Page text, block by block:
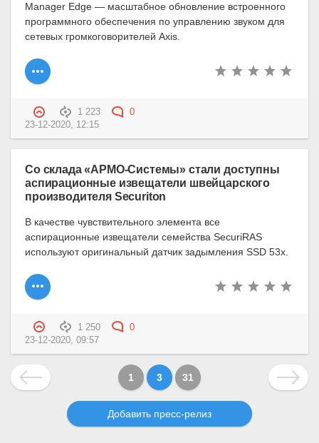
Manager Edge — масштабное обновление встроенного
программного обеспечения по управлению звуком для
сетевых громкоговорителей Axis.
1 223
0
23-12-2020, 12:15
Со склада «АРМО-Системы» стали доступны
аспирационные извещатели швейцарского
производителя Securiton
В качестве чувствительного элемента все
аспирационные извещатели семейства SecuriRAS
используют оригинальный датчик задымления SSD 53x.
1 250
0
23-12-2020, 09:57
1 3 31
Добавить пресс-релиз